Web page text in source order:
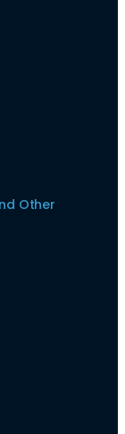
Other